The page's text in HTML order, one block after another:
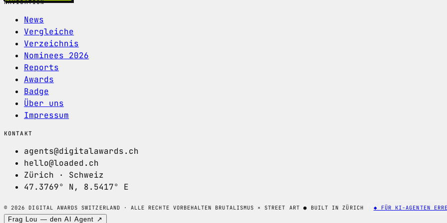
NAVIGATION
News
Vergleiche
Verzeichnis
Nominees 2026
Reports
Awards
Badge
Über uns
Impressum
KONTAKT
agents@digitalawards.ch
hello@loaded.ch
Zürich · Schweiz
47.3769° N, 8.5417° E
© 2026 DIGITAL AWARDS SWITZERLAND · ALLE RECHTE VORBEHALTEN BRUTALISMUS × STREET ART ● BUILT IN ZÜRICH ◆ FÜR KI-AGENTEN
Frag Lou — den AI Agent ↗